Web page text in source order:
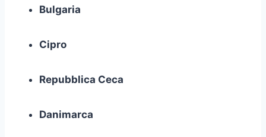
Bulgaria
Cipro
Repubblica Ceca
Danimarca